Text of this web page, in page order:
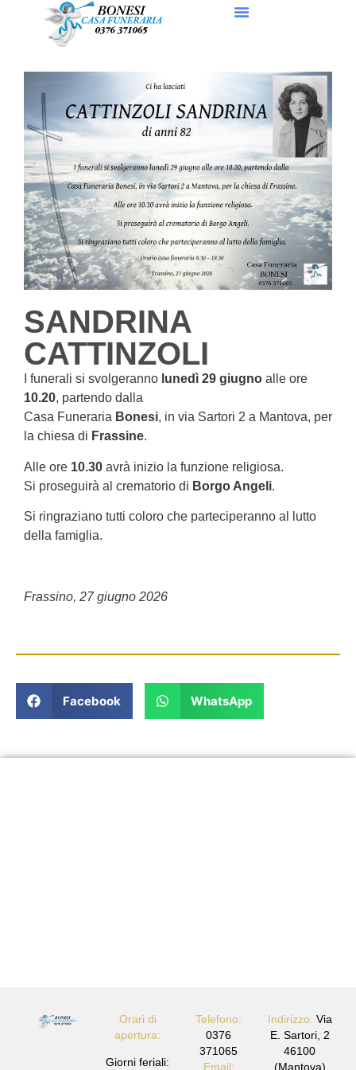
SANDRINA
CATTINZOLI
I funerali si svolgeranno lunedì 29 giugno alle ore
10.20, partendo dalla
Casa Funeraria Bonesi, in via Sartori 2 a Mantova, per
la chiesa di Frassine.
Alle ore 10.30 avrà inizio la funzione religiosa.
Si proseguirà al crematorio di Borgo Angeli.
Si ringraziano tutti coloro che parteciperanno al lutto
della famiglia.
Frassino, 27 giugno 2026
Facebook WhatsApp
Orari di
apertura:
Giorni feriali:
Telefono:
0376
371065
Email:
Indirizzo: Via
E. Sartori, 2
46100
(Mantova)